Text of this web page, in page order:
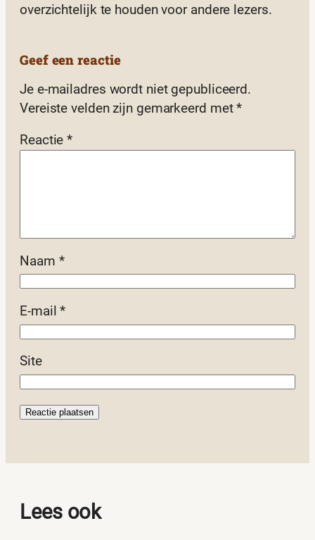
overzichtelijk te houden voor andere lezers.
Geef een reactie
Je e-mailadres wordt niet gepubliceerd.
Vereiste velden zijn gemarkeerd met*
Reactie*
Naam *
E-mail*
Site
Lees ook